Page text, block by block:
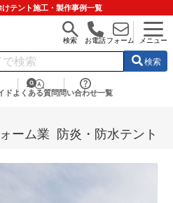
けテント施工・製作事例一覧
検索 お電話フォーム メニュー
検索
ド よくある質問 問い合わせ一覧
ーム業 防炎・防水テント